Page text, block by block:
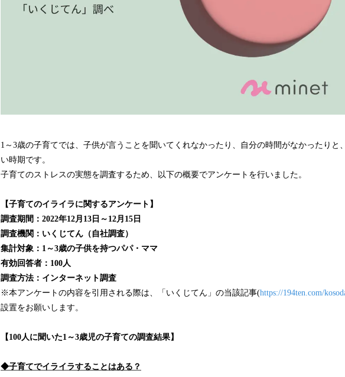
1～3歳の子育てでは、子供が言うことを聞いてくれなかったり、自分の時間がなかったりと
い時期です。
子育てのストレスの実態を調査するため、以下の概要でアンケートを行いました。
【子育てのイライラに関するアンケート】
調査期間：2022年12月13日～12月15日
調査機関：いくじてん（自社調査）
集計対象：1～3歳の子供を持つパパ・ママ
有効回答者：100人
調査方法：インターネット調査
※本アンケートの内容を引用される際は、「いくじてん」の当該記事(https://194ten.com/
設置をお願いします。
【100人に聞いた1～3歳児の子育ての調査結果】
◆子育てでイライラすることはある？